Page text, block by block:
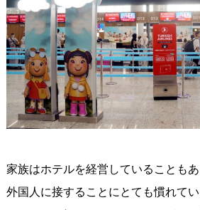
家族はホテルを経営していることもあ
外国人に接することにとても慣れて